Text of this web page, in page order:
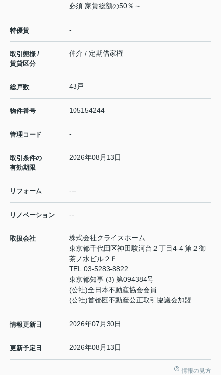
必須 家賃総額の50％～
特優賃 -
取引態様 /
賃貸区分
仲介 / 定期借家権
総戸数 43戸
物件番号 105154244
管理コード -
取引条件の
有効期限
2026年08月13日
リフォーム ---
リノベーション --
取扱会社
株式会社クライスホーム
東京都千代田区神田駿河台２丁目4-4 第２御
茶ノ水ビル２Ｆ
TEL:03-5283-8822
東京都知事 (3) 第094384号
(公社)全日本不動産協会会員
(公社)首都圏不動産公正取引協議会加盟
情報更新日 2026年07月30日
更新予定日 2026年08月13日
情報の見方